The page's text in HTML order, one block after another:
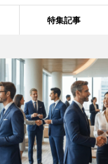
特集記事